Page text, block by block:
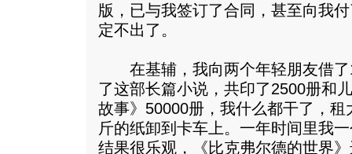
版，已与我签订了合同，甚至向我
定不出了。
在基辅，我向两个年轻朋友借了
了这部长篇小说，共印了2500册和
故事》50000册，我什么都干了，
斤的纸卸到卡车上。一年时间里我
结果很乐观，《比克弗尔德的世界